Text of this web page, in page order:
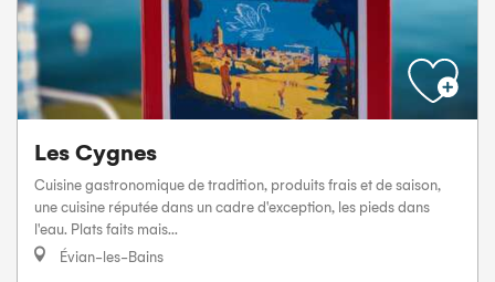
Les Cygnes
Cuisine gastronomique de tradition, produits frais et de saison,
une cuisine réputée dans un cadre d'exception, les pieds dans
l'eau. Plats faits mais...
Évian-les-Bains